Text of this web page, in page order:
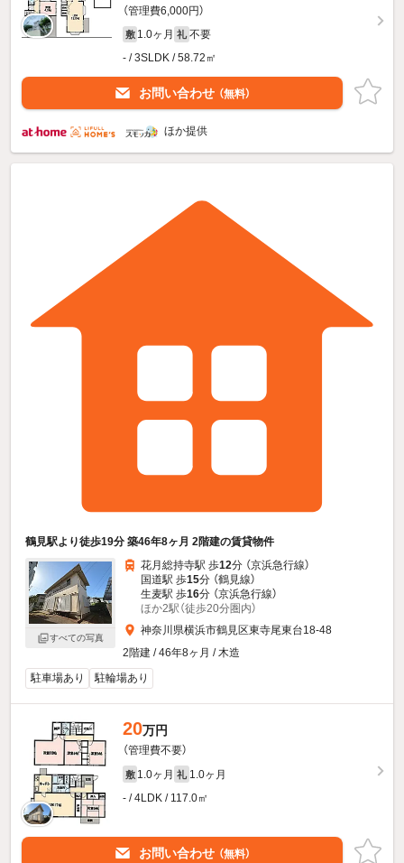
（管理費6,000円）
敷 1.0ヶ月 礼 不要
- / 3SLDK / 58.72㎡
お問い合わせ （無料）
ほか提供
鶴見駅より徒歩19分 築46年8ヶ月 2階建の賃貸物件
すべての写真
花月総持寺駅 歩12分 （京浜急行線）
国道駅 歩15分 （鶴見線）
生麦駅 歩16分 （京浜急行線）
ほか2駅（徒歩20分圏内）
神奈川県横浜市鶴見区東寺尾東台18-48
2階建 / 46年8ヶ月 / 木造
駐車場あり
駐輪場あり
20万円
（管理費不要）
敷 1.0ヶ月 礼 1.0ヶ月
- / 4LDK / 117.0㎡
お問い合わせ （無料）